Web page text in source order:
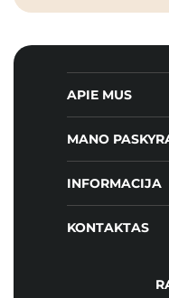
APIE MUS
MANO
INFORMACIJA
KONTAKTAS